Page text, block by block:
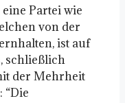
Partei wie
von der
ist auf
schließlich
der Mehrheit
“Die